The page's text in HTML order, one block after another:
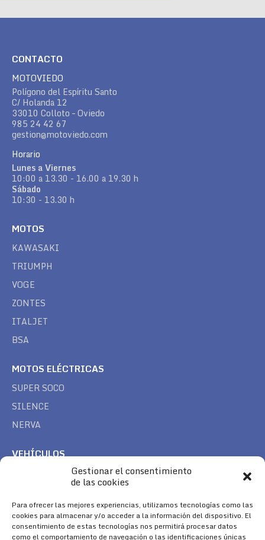
Gestionar el consentimiento
de las cookies
Para ofrecer las mejores experiencias, utilizamos tecnologías como las
cookies para almacenar y/o acceder a la información del dispositivo. El
consentimiento de estas tecnologías nos permitirá procesar datos
como el comportamiento de navegación o las identificaciones únicas
CONTACTO
MOTOVIEDO
Polígono del Espíritu Santo
C/ Holanda 12
33010 Colloto – Oviedo
985 24 42 67
gestion@motoviedo.com
Horario
Lunes a Viernes
10:00 a 13.30 - 16.00 a 19.30 h
Sábado
10:30 - 13.30 h
MOTOS
KAWASAKI
TRIUMPH
VOGE
ZONTES
ITALJET
BSA
MOTOS ELÉCTRICAS
SUPER SOCO
SILENCE
NERVA
VEHÍCULOS
TREK
SÍGUENOS